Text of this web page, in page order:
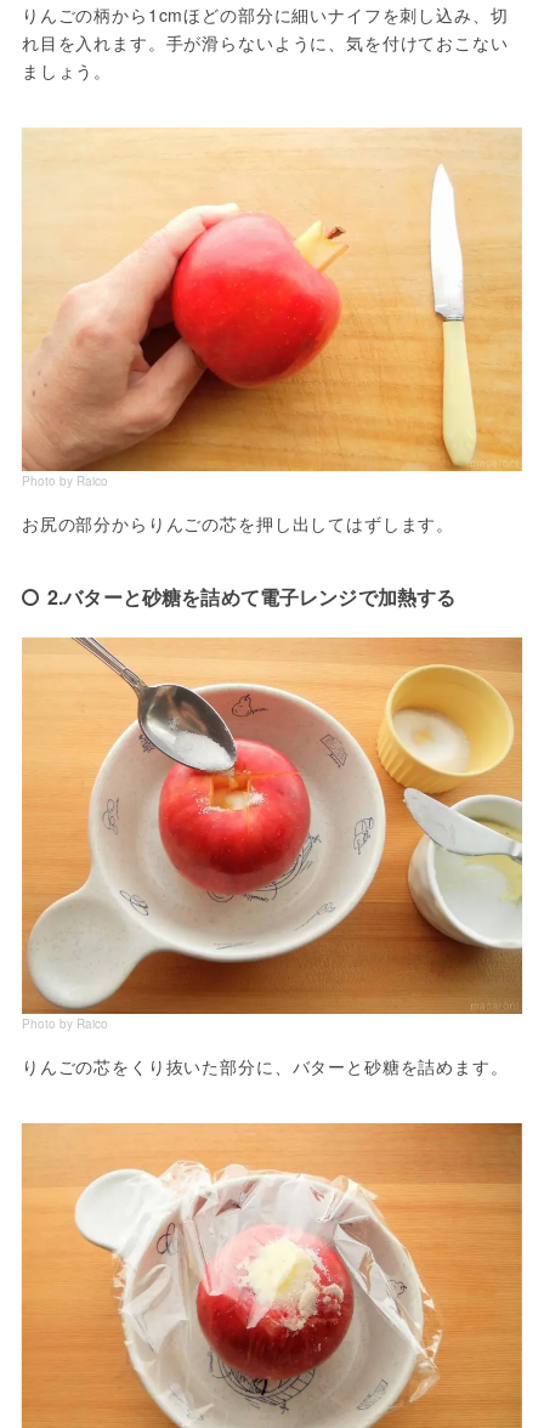
りんごの柄から1cmほどの部分に細いナイフを刺し込み、切
れ目を入れます。手が滑らないように、気を付けておこない
ましょう。
Photo by Raico
お尻の部分からりんごの芯を押し出してはずします。
2.バターと砂糖を詰めて電子レンジで加熱する
Photo by Raico
りんごの芯をくり抜いた部分に、バターと砂糖を詰めます。